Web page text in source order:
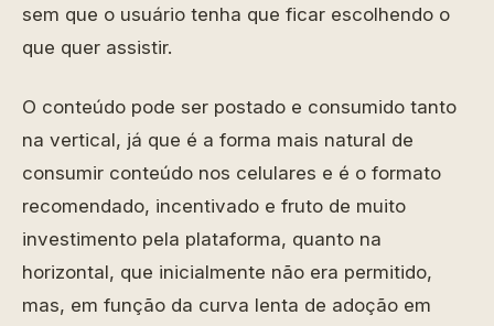
sem que o usuário tenha que ficar escolhendo o
que quer assistir.
O conteúdo pode ser postado e consumido tanto
na vertical, já que é a forma mais natural de
consumir conteúdo nos celulares e é o formato
recomendado, incentivado e fruto de muito
investimento pela plataforma, quanto na
horizontal, que inicialmente não era permitido,
mas, em função da curva lenta de adoção em